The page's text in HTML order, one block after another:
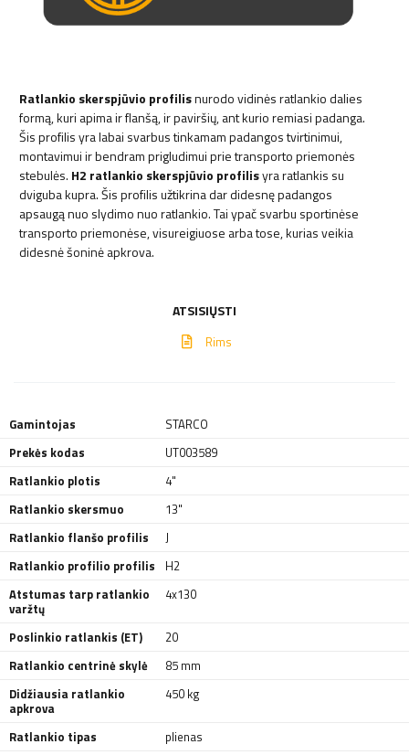
Ratlankio skerspjūvio profilisnurodo vidinės ratlankio dalies
formą, kuri apima ir flanšą, ir paviršių, ant kurio remiasi padanga.
Šis profilis yra labai svarbus tinkamam padangos tvirtinimui,
montavimui ir bendram prigludimui prie transporto priemonės
stebulės. H2 ratlankio skerspjūvio profilisyra ratlankis su
dviguba kupra. Šis profilis užtikrina dar didesnę padangos
apsaugą nuo slydimo nuo ratlankio. Tai ypač svarbu sportinėse
transporto priemonėse, visureigiuose arba tose, kurias veikia
didesnė šoninė apkrova.
ATSISIŲSTI
Rims
Gamintojas
STARCO
Prekės kodas
UT003589
Ratlankio plotis
4"
Ratlankio skersmuo
13"
Ratlankio flanšo profilis
J
Ratlankio profilio profilis
H2
Atstumas tarp ratlankio
varžtų
4x130
Poslinkio ratlankis (ET)
20
Ratlankio centrinė skylė
85 mm
Didžiausia ratlankio
apkrova
450 kg
Ratlankio tipas
plienas